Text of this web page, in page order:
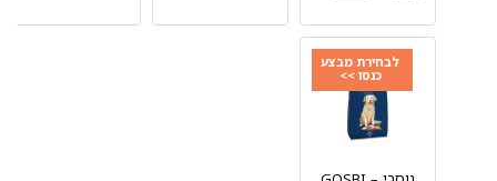
לבחירת מבצע
כנסו >>